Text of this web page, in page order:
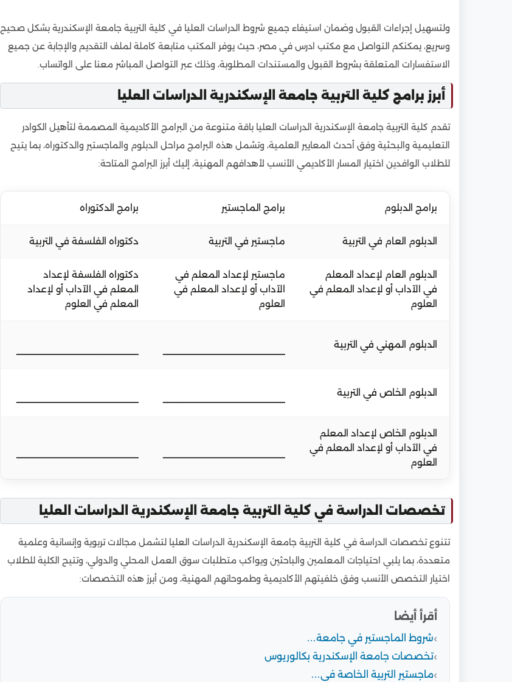
ولتسهيل إجراءات القبول وضمان استيفاء جميع شروط الدراسات العليا في كلية التربية جامعة الإسكندرية بشكل صحيح
وسريع، يمكنكم التواصل مع مكتب ادرس في مصر، حيث يوفر المكتب متابعة كاملة لملف التقديم والإجابة عن جميع
الاستفسارات المتعلقة بشروط القبول والمستندات المطلوبة، وذلك عبر التواصل المباشر معنا على الواتساب.
أبرز برامج كلية التربية جامعة الإسكندرية الدراسات العليا
تقدم كلية التربية جامعة الإسكندرية الدراسات العليا باقة متنوعة من البرامج الأكاديمية المصممة لتأهيل الكوادر
التعليمية والبحثية وفق أحدث المعايير العلمية، وتشمل هذه البرامج مراحل الدبلوم والماجستير والدكتوراه، بما يتيح
للطلاب الوافدين اختيار المسار الأكاديمي الأنسب لأهدافهم المهنية، إليك أبرز البرامج المتاحة:
برامج الدبلوم برامج الماجستير برامج الدكتوراه
الدبلوم العام في التربية ماجستير في التربية دكتوراه الفلسفة في التربية
الدبلوم العام لإعداد المعلم
في الآداب أو لإعداد المعلم في
العلوم
ماجستير لإعداد المعلم في
الآداب أو لإعداد المعلم في
العلوم
دكتوراه الفلسفة لإعداد
المعلم في الآداب أو لإعداد
المعلم في العلوم
الدبلوم المهني في التربية
ـــــــــــــــــــــــــــــــــــــــــــــــــــــــــــــــــــ ـــــــــــــــــــــــــــــــــــــــــــــــــــــــــــــــــــ
الدبلوم الخاص في التربية
ـــــــــــــــــــــــــــــــــــــــــــــــــــــــــــــــــــ ـــــــــــــــــــــــــــــــــــــــــــــــــــــــــــــــــــ
الدبلوم الخاص لإعداد المعلم
في الآداب أو لإعداد المعلم في
العلوم
ـــــــــــــــــــــــــــــــــــــــــــــــــــــــــــــــــــ ـــــــــــــــــــــــــــــــــــــــــــــــــــــــــــــــــــ
تخصصات الدراسة في كلية التربية جامعة الإسكندرية الدراسات العليا
تتنوع تخصصات الدراسة في كلية التربية جامعة الإسكندرية الدراسات العليا لتشمل مجالات تربوية وإنسانية وعلمية
متعددة، بما يلبي احتياجات المعلمين والباحثين ويواكب متطلبات سوق العمل المحلي والدولي، وتتيح الكلية للطلاب
اختيار التخصص الأنسب وفق خلفيتهم الأكاديمية وطموحاتهم المهنية، ومن أبرز هذه التخصصات:
أقرأ أيضا
شروط الماجستير في جامعة…
تخصصات جامعة الإسكندرية بكالوريوس
ماجستير التربية الخاصة في…